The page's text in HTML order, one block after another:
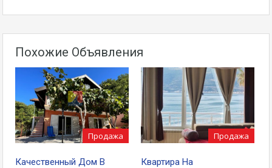
Похожие Объявления
Продажа
Качественный Дом В
Продажа
Квартира На